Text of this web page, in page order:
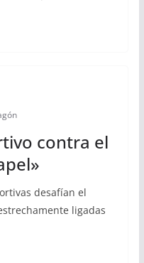
contra el
desafían el
ligadas